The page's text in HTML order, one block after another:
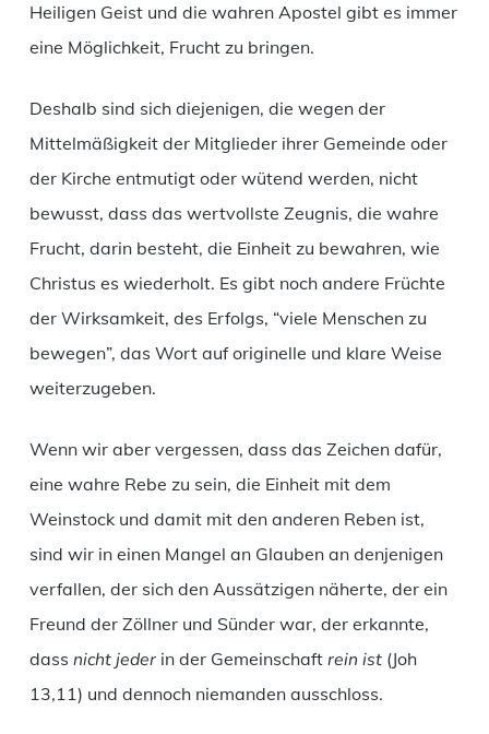
Heiligen Geist und die wahren Apostel gibt es immer
eine Möglichkeit, Frucht zu bringen.
Deshalb sind sich diejenigen, die wegen der
Mittelmäßigkeit der Mitglieder ihrer Gemeinde oder
der Kirche entmutigt oder wütend werden, nicht
bewusst, dass das wertvollste Zeugnis, die wahre
Frucht, darin besteht, die Einheit zu bewahren, wie
Christus es wiederholt. Es gibt noch andere Früchte
der Wirksamkeit, des Erfolgs, “viele Menschen zu
bewegen”, das Wort auf originelle und klare Weise
weiterzugeben.
Wenn wir aber vergessen, dass das Zeichen dafür,
eine wahre Rebe zu sein, die Einheit mit dem
Weinstock und damit mit den anderen Reben ist,
sind wir in einen Mangel an Glauben an denjenigen
verfallen, der sich den Aussätzigen näherte, der ein
Freund der Zöllner und Sünder war, der erkannte,
dass nicht jeder in der Gemeinschaft rein ist (Joh
13,11) und dennoch niemanden ausschloss.